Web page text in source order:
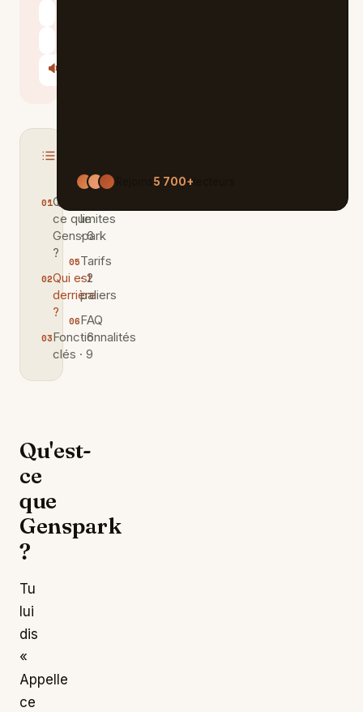
Perplexity
Le Chat
🔊
Écouter
Qu'est-
ce que
Genspark
?
Qui est
derrière
?
Fonctionnalités
clés · 9
limites
· 6
Tarifs
· 2
paliers
FAQ
· 6
Qu'est-
ce
que
Genspark
?
Tu
lui
dis
«
Appelle
ce
5 700+